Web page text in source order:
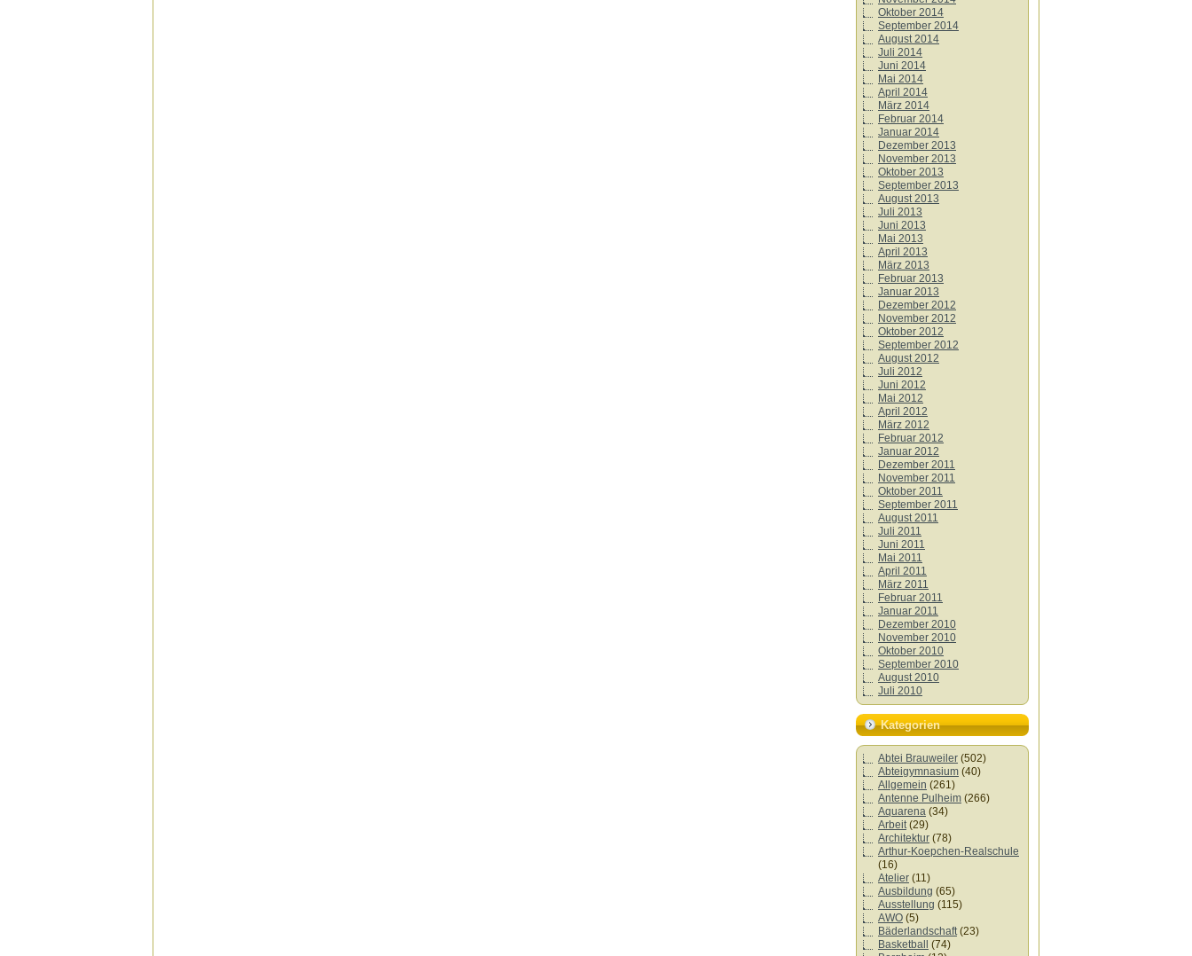
Oktober 2014
September 2014
August 2014
Juli 2014
Juni 2014
Mai 2014
April 2014
März 2014
Februar 2014
Januar 2014
Dezember 2013
November 2013
Oktober 2013
September 2013
August 2013
Juli 2013
Juni 2013
Mai 2013
April 2013
März 2013
Februar 2013
Januar 2013
Dezember 2012
November 2012
Oktober 2012
September 2012
August 2012
Juli 2012
Juni 2012
Mai 2012
April 2012
März 2012
Februar 2012
Januar 2012
Dezember 2011
November 2011
Oktober 2011
September 2011
August 2011
Juli 2011
Juni 2011
Mai 2011
April 2011
März 2011
Februar 2011
Januar 2011
Dezember 2010
November 2010
Oktober 2010
September 2010
August 2010
Juli 2010
Kategorien
Abtei Brauweiler (502)
Abteigymnasium (40)
Allgemein (261)
Antenne Pulheim (266)
Aquarena (34)
Arbeit(29)
Architektur (78)
Arthur-Koepchen-Realschule
(16)
Atelier (11)
Ausbildung (65)
Ausstellung (115)
AWO (5)
Bäderlandschaft(23)
Basketball
(74)